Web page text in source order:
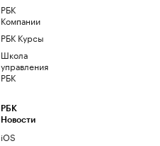
РБК
Компании
РБК Курсы
Школа
управления
РБК
РБК
Новости
iOS